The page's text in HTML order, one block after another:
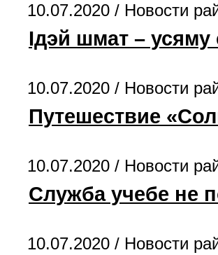
10.07.2020 / Новости
Ідэй шмат – усяму
10.07.2020 / Новости
Путешествие
10.07.2020 / Новости
Служба учебе не
10.07.2020 / Новости